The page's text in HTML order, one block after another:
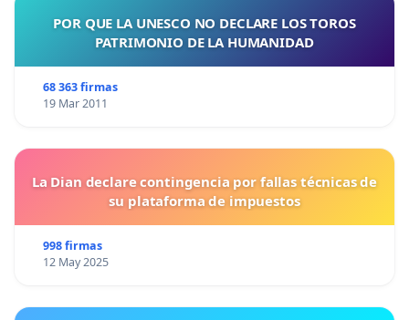
POR QUE LA UNESCO NO DECLARE LOS TOROS
PATRIMONIO DE LA HUMANIDAD
68 363 firmas
19 Mar 2011
La Dian declare contingencia por fallas técnicas de
su plataforma de impuestos
998 firmas
12 May 2025